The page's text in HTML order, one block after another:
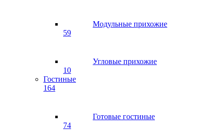
Модульные прихожие
59
Угловые прихожие
10
Гостиные
164
Готовые гостиные
74